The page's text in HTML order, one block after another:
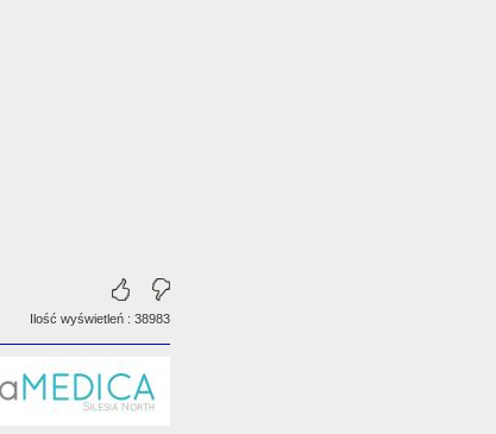
Ilość wyświetleń : 38983